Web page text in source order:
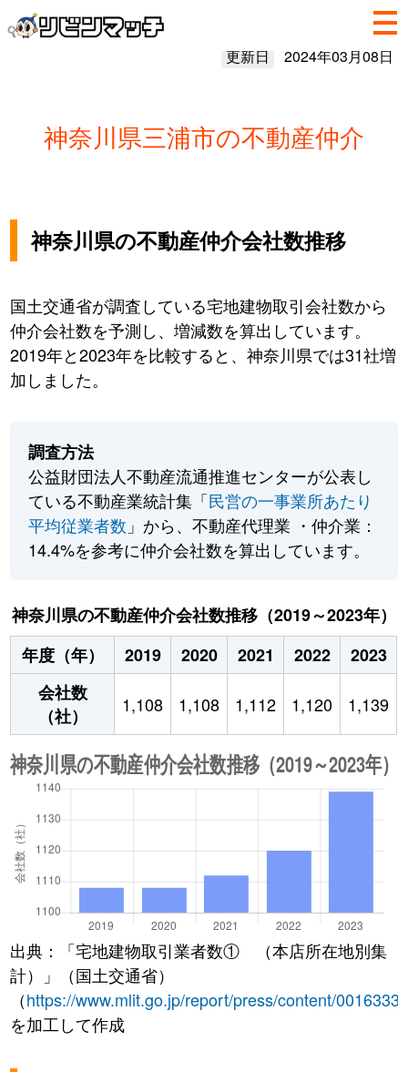
更新日 2024年03月08日
神奈川県三浦市の不動産仲介
神奈川県の不動産仲介会社数推移
国土交通省が調査している宅地建物取引会社数から
仲介会社数を予測し、増減数を算出しています。
2019年と2023年を比較すると、神奈川県では31社増
加しました。
調査方法
公益財団法人不動産流通推進センターが公表し
ている不動産業統計集「民営の一事業所あたり
平均従業者数 」から、不動産代理業 ・仲介業：
14.4%を参考に仲介会社数を算出しています。
神奈川県の不動産仲介会社数推移（2019～2023年）
年度（年）
2019 2020 2021 2022
2023
会社数
（社）
1,108 1,108 1,112 1,120 1,139
出典：「宅地建物取引業者数① （本店所在地別集
計）」（国土交通省）
（https://www.mlit.go.jp/report/press/content/
を加工して作成